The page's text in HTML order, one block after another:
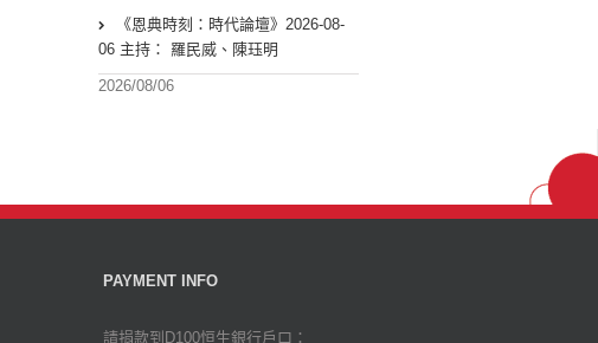
《恩典時刻：時代論壇》2026-08-
06 主持： 羅民威、陳珏明
2026/08/06
PAYMENT INFO
請捐款到D100恒生銀行戶口：